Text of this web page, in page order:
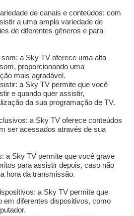
de canais e conteúdos: com
a uma ampla variedade de
de diferentes gêneros e para
a Sky TV oferece uma alta
proporcionando uma
mais agradável.
a Sky TV permite que você
e quando quer assistir,
da sua programação de TV.
a Sky TV oferece conteúdos
ser acessados através de sua
a Sky TV permite que você grave
para assistir depois, caso não
hora da transmissão.
a Sky TV permite que
em diferentes dispositivos, como